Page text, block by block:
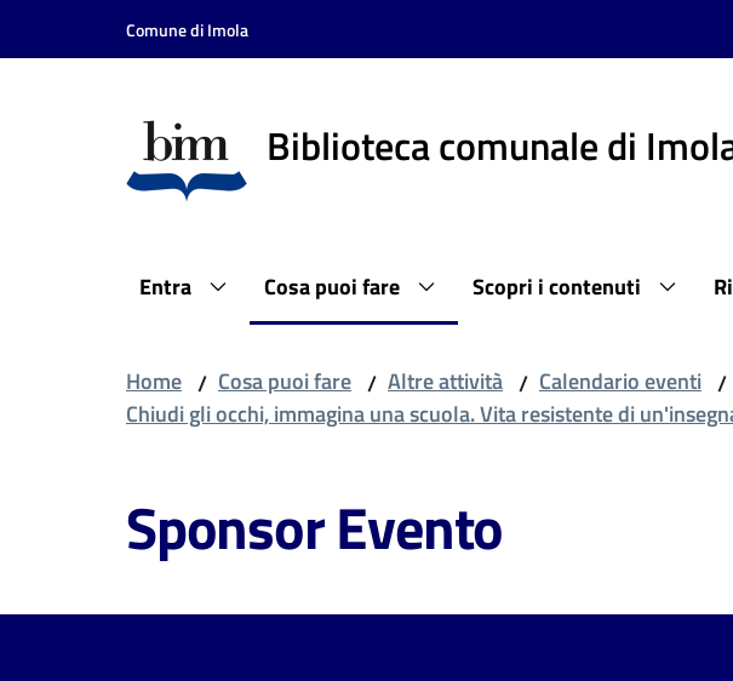
Vai al contenuto
Vai alla navigazione
Comune di Imola
Biblioteca comunale di
Entra Cosa puoi fare Scopri i contenuti
Home / Cosa puoi fare / Altre attività / Calendario eventi /
Chiudi gli occhi, immagina una scuola. Vita resistente di
Sponsor Evento